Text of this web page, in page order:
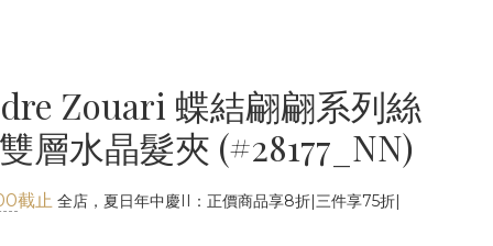
Zouari 蝶結翩翩系列絲
層水晶髮夾 (#28177_NN)
截止 全店，夏日年中慶II：正價商品享8折|三件享75折|